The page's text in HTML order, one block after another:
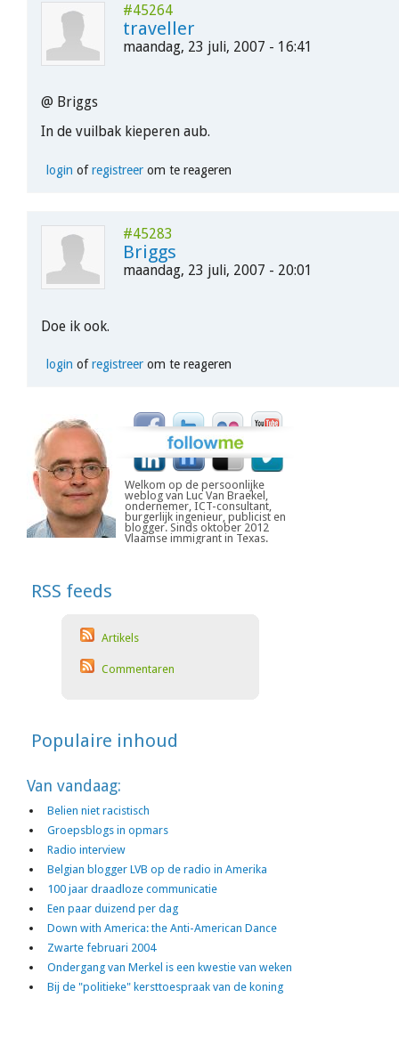
#45264
traveller
maandag, 23 juli, 2007 - 16:41
@ Briggs
In de vuilbak kieperen aub.
login ofregistreerom te reageren
#45283
Briggs
maandag, 23 juli, 2007 - 20:01
Doe ik ook.
login ofregistreerom te reageren
Welkom op de persoonlijke
weblog van Luc Van Braekel,
ondernemer, ICT-consultant,
burgerlijk ingenieur, publicist en
blogger. Sinds oktober 2012
Vlaamse immigrant in Texas.
RSS feeds
Artikels
Commentaren
Populaire inhoud
Van vandaag:
Belien niet racistisch
Groepsblogs in opmars
Radio interview
Belgian blogger LVB op de radio in Amerika
100 jaar draadloze communicatie
Een paar duizend per dag
Down with America: the Anti-American Dance
Zwarte februari 2004
Ondergang van Merkel is een kwestie van weken
Bij de "politieke" kersttoespraak van de koning